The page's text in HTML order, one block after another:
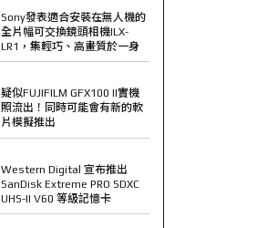
Sony發表適合安裝在無人機的
全片幅可交換鏡頭相機ILX-
LR1，集輕巧、高畫質於一身
疑似FUJIFILM GFX100 II實機
照流出！同時可能會有新的軟
片模擬推出
Western Digital 宣布推出
SanDisk Extreme PRO SDXC
UHS-II V60 等級記憶卡